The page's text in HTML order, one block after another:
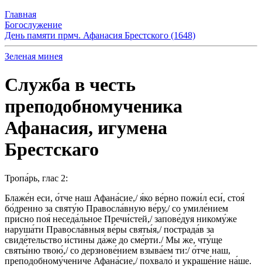
Главная
Богослужение
День памяти прмч. Афанасия Брестского (1648)
Зеленая минея
Служба в честь
преподобномученика
Афанасия, игумена
Брестскаго
Тропа́рь, глас 2:
Блаже́н еси, о́тче наш Афана́сие,/ я́ко ве́рно пожи́л еси́, стоя́
бо́дренно за святу́ю Правосла́вную ве́ру,/ со умиле́нием
при́сно поя́ неседа́льное Пречи́стей,/ запове́дуя никому́же
наруша́ти Правосла́вныя ве́ры святы́я,/ пострада́в за
свиде́тельство и́стины да́же до сме́рти./ Мы же, чту́ще
святы́ню твою́,/ со дерзнове́нием взыва́ем ти:/ о́тче наш,
преподобному́чениче Афана́сие,/ похвало́ и украше́ние на́ше.